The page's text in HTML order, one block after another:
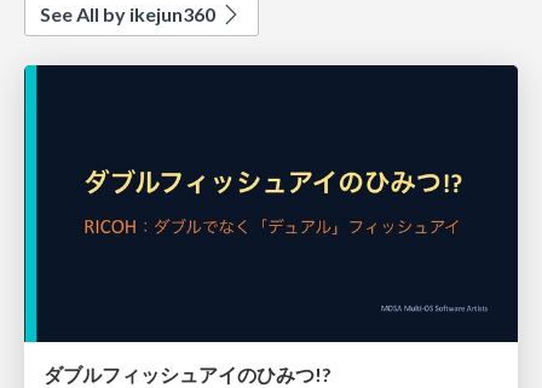
See All by ikejun360
ダブルフィッシュアイのひみつ!?